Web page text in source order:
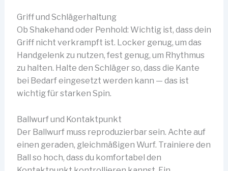
Griff und Schlägerhaltung
Ob Shakehand oder Penhold: Wichtig ist, dass dein
Griff nicht verkrampft ist. Locker genug, um das
Handgelenk zu nutzen, fest genug, um Rhythmus
zu halten. Halte den Schläger so, dass die Kante
bei Bedarf eingesetzt werden kann — das ist
wichtig für starken Spin.
Ballwurf und Kontaktpunkt
Der Ballwurf muss reproduzierbar sein. Achte auf
einen geraden, gleichmäßigen Wurf. Trainiere den
Ball so hoch, dass du komfortabel den